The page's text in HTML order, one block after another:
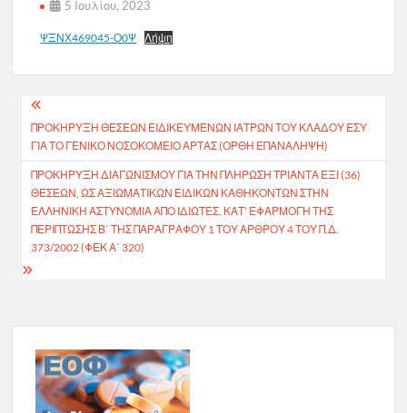
5 Ιουλίου, 2023
ΨΞΝΧ469045-Ο0Ψ Λήψη
Πλοήγηση
άρθρων
ΠΡΟΚΗΡΥΞΗ ΘΕΣΕΩΝ ΕΙΔΙΚΕΥΜΕΝΩΝ ΙΑΤΡΩΝ ΤΟΥ ΚΛΑΔΟΥ ΕΣΥ
ΓΙΑ ΤΟ ΓΕΝΙΚΟ ΝΟΣΟΚΟΜΕΙΟ ΑΡΤΑΣ (ΟΡΘΗ ΕΠΑΝΑΛΗΨΗ)
ΠΡΟΚΉΡΥΞΗ ΔΙΑΓΩΝΙΣΜΟΎ ΓΙΑ ΤΗΝ ΠΛΉΡΩΣΗ ΤΡΙΆΝΤΑ ΈΞΙ (36)
ΘΈΣΕΩΝ, ΩΣ ΑΞΙΩΜΑΤΙΚΏΝ ΕΙΔΙΚΏΝ ΚΑΘΗΚΌΝΤΩΝ ΣΤΗΝ
ΕΛΛΗΝΙΚΉ ΑΣΤΥΝΟΜΊΑ ΑΠΌ ΙΔΙΏΤΕΣ, ΚΑΤ’ ΕΦΑΡΜΟΓΉ ΤΗΣ
ΠΕΡΊΠΤΩΣΗΣ Β΄ ΤΗΣ ΠΑΡΑΓΡΆΦΟΥ 1 ΤΟΥ ΆΡΘΡΟΥ 4 ΤΟΥ Π.Δ.
373/2002 (ΦΕΚ Α΄ 320)